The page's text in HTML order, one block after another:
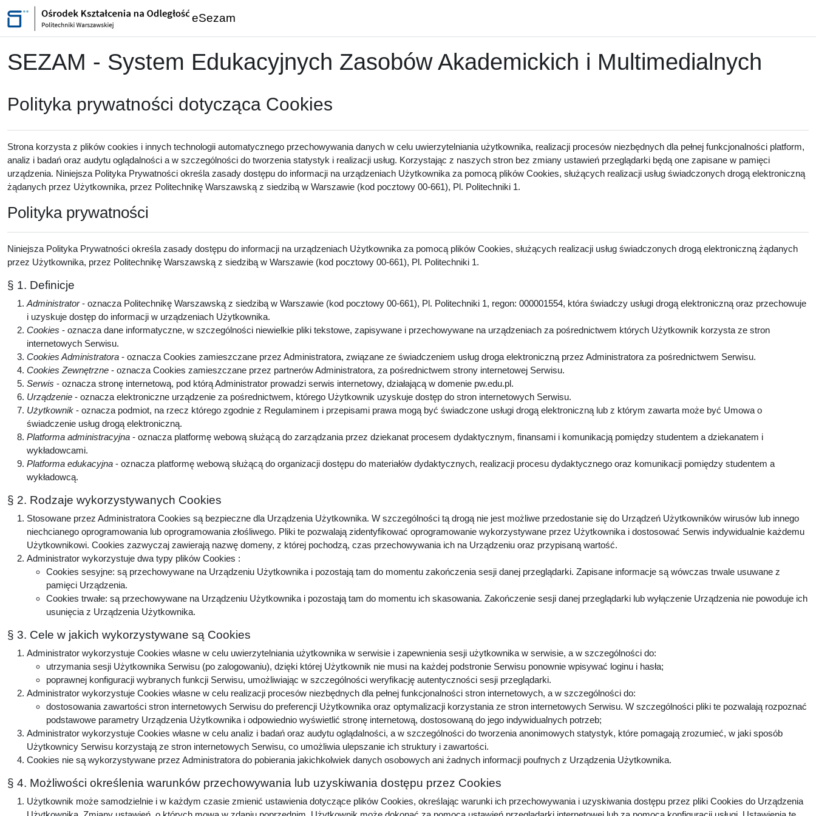
Przejdź do głównej zawartości
eSezam
SEZAM - System Edukacyjnych Zasobów Akademickich i Multimedialnych
Polityka prywatności dotycząca Cookies
Strona korzysta z plików cookies i innych technologii automatycznego przechowywania danych w celu uwierzytelniania użytkownika, realizacji procesów niezbędnych dla pełnej funkcjonalności platform,
analiz i badań oraz audytu oglądalności a w szczególności do tworzenia statystyk i realizacji usług. Korzystając z naszych stron bez zmiany ustawień przeglądarki będą one zapisane w pamięci
urządzenia. Niniejsza Polityka Prywatności określa zasady dostępu do informacji na urządzeniach Użytkownika za pomocą plików Cookies, służących realizacji usług świadczonych drogą elektroniczną
żądanych przez Użytkownika, przez Politechnikę Warszawską z siedzibą w Warszawie (kod pocztowy 00-661), Pl. Politechniki 1.
Polityka prywatności
Niniejsza Polityka Prywatności określa zasady dostępu do informacji na urządzeniach Użytkownika za pomocą plików Cookies, służących realizacji usług świadczonych drogą elektroniczną żądanych
przez Użytkownika, przez Politechnikę Warszawską z siedzibą w Warszawie (kod pocztowy 00-661), Pl. Politechniki 1.
§ 1. Definicje
Administrator- oznacza Politechnikę Warszawską z siedzibą w Warszawie (kod pocztowy 00-661), Pl. Politechniki 1, regon: 000001554, która świadczy usługi drogą elektroniczną oraz przechowuje
i uzyskuje dostęp do informacji w urządzeniach Użytkownika.
Cookies - oznacza dane informatyczne, w szczególności niewielkie pliki tekstowe, zapisywane i przechowywane na urządzeniach za pośrednictwem których Użytkownik korzysta ze stron
internetowych Serwisu.
Cookies Administratora - oznacza Cookies zamieszczane przez Administratora, związane ze świadczeniem usług droga elektroniczną przez Administratora za pośrednictwem Serwisu.
Cookies Zewnętrzne - oznacza Cookies zamieszczane przez partnerów Administratora, za pośrednictwem strony internetowej Serwisu.
Serwis - oznacza stronę internetową, pod którą Administrator prowadzi serwis internetowy, działającą w domenie pw.edu.pl.
Urządzenie - oznacza elektroniczne urządzenie za pośrednictwem, którego Użytkownik uzyskuje dostęp do stron internetowych Serwisu.
Użytkownik - oznacza podmiot, na rzecz którego zgodnie z Regulaminem i przepisami prawa mogą być świadczone usługi drogą elektroniczną lub z którym zawarta może być Umowa o
świadczenie usług drogą elektroniczną.
Platforma administracyjna - oznacza platformę webową służącą do zarządzania przez dziekanat procesem dydaktycznym, finansami i komunikacją pomiędzy studentem a dziekanatem i
wykładowcami.
Platforma edukacyjna - oznacza platformę webową służącą do organizacji dostępu do materiałów dydaktycznych, realizacji procesu dydaktycznego oraz komunikacji pomiędzy studentem a
wykładowcą.
§ 2. Rodzaje wykorzystywanych Cookies
Stosowane przez Administratora Cookies są bezpieczne dla Urządzenia Użytkownika. W szczególności tą drogą nie jest możliwe przedostanie się do Urządzeń Użytkowników wirusów lub innego
niechcianego oprogramowania lub oprogramowania złośliwego. Pliki te pozwalają zidentyfikować oprogramowanie wykorzystywane przez Użytkownika i dostosować Serwis indywidualnie każdemu
Użytkownikowi. Cookies zazwyczaj zawierają nazwę domeny, z której pochodzą, czas przechowywania ich na Urządzeniu oraz przypisaną wartość.
Administrator wykorzystuje dwa typy plików Cookies :
Cookies sesyjne: są przechowywane na Urządzeniu Użytkownika i pozostają tam do momentu zakończenia sesji danej przeglądarki. Zapisane informacje są wówczas trwale usuwane z
pamięci Urządzenia.
Cookies trwałe: są przechowywane na Urządzeniu Użytkownika i pozostają tam do momentu ich skasowania. Zakończenie sesji danej przeglądarki lub wyłączenie Urządzenia nie powoduje ich
usunięcia z Urządzenia Użytkownika.
§ 3. Cele w jakich wykorzystywane są Cookies
Administrator wykorzystuje Cookies własne w celu uwierzytelniania użytkownika w serwisie i zapewnienia sesji użytkownika w serwisie, a w szczególności do:
utrzymania sesji Użytkownika Serwisu (po zalogowaniu), dzięki której Użytkownik nie musi na każdej podstronie Serwisu ponownie wpisywać loginu i hasła;
poprawnej konfiguracji wybranych funkcji Serwisu, umożliwiając w szczególności weryfikację autentyczności sesji przeglądarki.
Administrator wykorzystuje Cookies własne w celu realizacji procesów niezbędnych dla pełnej funkcjonalności stron internetowych, a w szczególności do:
dostosowania zawartości stron internetowych Serwisu do preferencji Użytkownika oraz optymalizacji korzystania ze stron internetowych Serwisu. W szczególności pliki te pozwalają rozpoznać
podstawowe parametry Urządzenia Użytkownika i odpowiednio wyświetlić stronę internetową, dostosowaną do jego indywidualnych potrzeb;
Administrator wykorzystuje Cookies własne w celu analiz i badań oraz audytu oglądalności, a w szczególności do tworzenia anonimowych statystyk, które pomagają zrozumieć, w jaki sposób
Użytkownicy Serwisu korzystają ze stron internetowych Serwisu, co umożliwia ulepszanie ich struktury i zawartości.
Cookies nie są wykorzystywane przez Administratora do pobierania jakichkolwiek danych osobowych ani żadnych informacji poufnych z Urządzenia Użytkownika.
§ 4. Możliwości określenia warunków przechowywania lub uzyskiwania dostępu przez Cookies
Użytkownik może samodzielnie i w każdym czasie zmienić ustawienia dotyczące plików Cookies, określając warunki ich przechowywania i uzyskiwania dostępu przez pliki Cookies do Urządzenia